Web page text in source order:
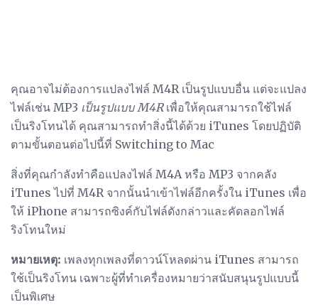
คุณอาจไม่ต้องการแปลงไฟล์ M4R เป็นรูปแบบอื่น แต่จะแปลง
ไฟล์เช่น MP3 เป็นรูปแบบ M4Rเพื่อให้คุณสามารถใช้ไฟล์
เป็นริงโทนได้ คุณสามารถทำสิ่งนี้ได้ด้วย iTunes โดยปฏิบัติ
ตามขั้นตอนต่อไปนี้ที่ Switching to Mac
สิ่งที่คุณกำลังทำคือแปลงไฟล์ M4A หรือ MP3 จากคลัง
iTunes ไปที่ M4R จากนั้นนำเข้าไฟล์อีกครั้งใน iTunes เพื่อ
ให้ iPhone สามารถซิงค์กับไฟล์ดังกล่าวและคัดลอกไฟล์
ริงโทนใหม่
หมายเหตุ: เพลงทุกเพลงที่ดาวน์โหลดผ่าน iTunes สามารถ
ใช้เป็นริงโทน เฉพาะผู้ที่ทำเครื่องหมายว่าสนับสนุนรูปแบบนี้
เป็นพิเศษ